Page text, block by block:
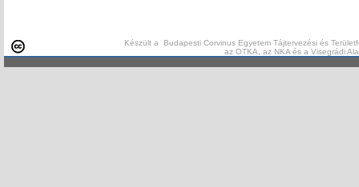
Készült a Budapesti Corvinus Egyetem Tájtervezési és
az OTKA, az NKA és a Visegrádi